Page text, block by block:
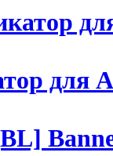
для